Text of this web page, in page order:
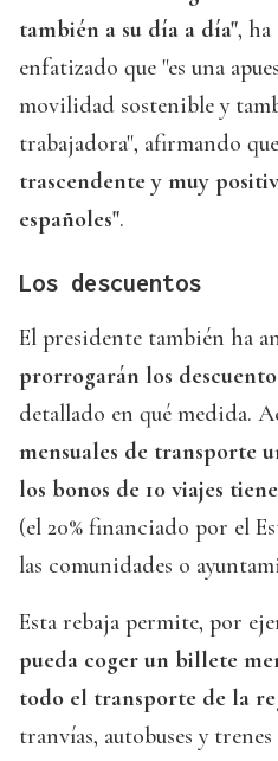
también a su día a día", ha
enfatizado que "es una
movilidad sostenible y
trabajadora", afirmando
trascendente y muy
españoles".
Los descuentos
El presidente también ha
prorrogarán los
detallado en qué medida.
mensuales de transporte
los bonos de 10 viajes
(el 20% financiado por el
las comunidades o
Esta rebaja permite, por
pueda coger un billete
todo el transporte de la
tranvías, autobuses y